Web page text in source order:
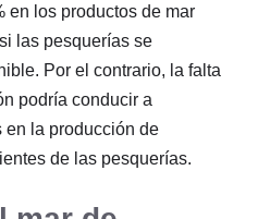
en los productos de mar
las pesquerías se
Por el contrario, la falta
podría conducir a
en la producción de
de las pesquerías.